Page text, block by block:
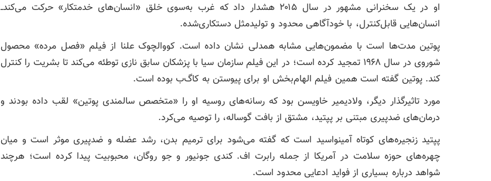
او در یک سخنرانی مشهور در سال ۲۰۱۵ هشدار داد که غرب به‌سوی خلق «انسان‌های خدمتکار» حرکت می‌کند‌ــ
انسان‌هایی قابل‌کنترل، با خودآگاهی محدود و تولیدمثل دستکاری‌شده.
پوتین مدت‌ها است با مضمون‌هایی مشابه همدلی نشان داده است. کووالچوک علنا از فیلم «فصل مرده» محصول
شوروی در سال ۱۹۶۸ تمجید کرده است؛ در این فیلم سازمان سیا با پزشکان سابق نازی توطئه می‌کند تا بشریت را کنترل
کند. پوتین گفته است همین فیلم الهام‌بخش او برای پیوستن به کا‌گ‌ب بوده است.
مورد تاثیرگذار دیگر، ولادیمیر خاویسن بود که رسانه‌های روسیه او را «متخصص سالمندی پوتین» لقب داده بودند و
درمان‌های ضدپیری مبتنی بر پپتید، مشتق‌ از بافت گوساله، را توصیه می‌کرد.
پپتید زنجیره‌های کوتاه آمینواسید است که گفته می‌شود برای ترمیم بدن، رشد عضله و ضد‌پیری موثر است و میان
چهره‌های حوزه سلامت در آمریکا از جمله رابرت اف. کندی جونیور و جو روگان، محبوبیت پیدا کرده‌ است؛ هرچند
شواهد درباره بسیاری از فواید ادعایی محدود است.